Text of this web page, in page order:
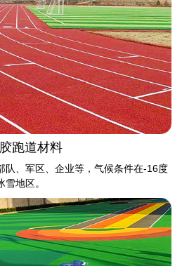
跑道材料
队、军区、企业等，气候条件在-16度
地区。